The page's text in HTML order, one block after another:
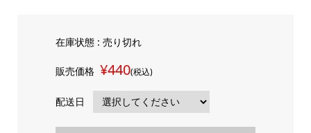
在庫状態 : 売り切れ
販売価格 ¥440(税込)
配送日